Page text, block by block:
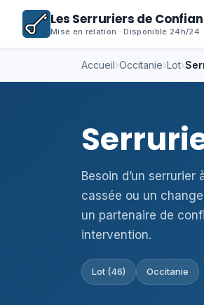
Les Serruriers de
Mise en relation · Disponible 24h/24
Accueil›Occitanie›Lot›
Besoin d’un
cassée ou un
un partenaire de
intervention.
Lot (46) Occitanie